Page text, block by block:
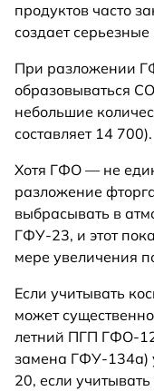
продуктов часто
создает
При разложении
образовываться
небольшие
составляет 14 700).
Хотя ГФО — не
разложение
выбрасывать в
ГФУ-23, и этот
мере увеличения
Если учитывать
может
летний ПГП ГФО-
замена ГФУ-134а)
20, если